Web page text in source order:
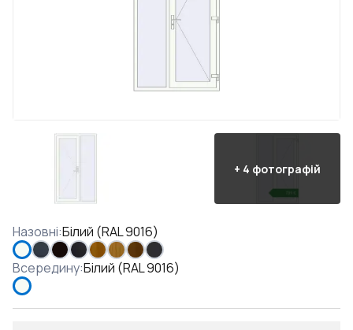
+ 4 фотографій
Назовні:Білий (RAL 9016)
Всередину:Білий (RAL 9016)